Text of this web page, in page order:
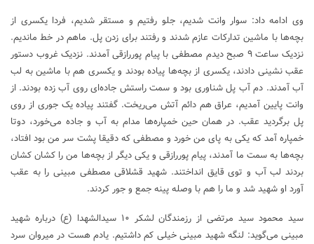
وی ادامه داد: سوار وانت شدیم، جلو رفتیم و مستقر شدیم، فردا یکسری از
بچه‌ها با ماشین تدارکات عازم شدند و رفتند برای زدن پل. ماهم در خط ماندیم.
نزدیک ساعت ۹ صبح دیدم مصطفی با پیام پوررازقی آمدند. نزدیک غروب دستور
عقب نشینی دادند، یکسری از بچه‌ها پیاده بودند و یکسری هم با ماشین به لب
آب آمدند. دم آب پل شناوری بود و سمت راستش جاده‌ای روی آب زده بودند. از
وانت پایین آمدیم، عراق هم دائم آتش می‌ریخت. گفتند پیاده یک جوری از روی
پل برگردید عقب. در همان حین خمپاره‌ها مدام به آب و جاده می‌خورد، دوتا
خمپاره آمد که یکی به پای من خورد و مصطفی که دقیقا پشت سر من بود افتاد،
بچه‌ها به سمت ما آمدند، پیام پوررازقی و یکی دیگر از بچه‌ها من را کشان کشان
بردند لب آب و توی قایق انداختند. شهید قشلاقی مصطفی مبینی را به عقب
آورد او شهید شد و ما را هم با وصله پینه جمع و جور کردند.
سید محمود سید مرتضی از رزمندگان لشکر ۱۰ سیدالشهدا (ع) درباره شهید
مبینی می‌گوید: لنگه شهید مبینی خیلی کم داشتیم. یادم هست در میروان سرد